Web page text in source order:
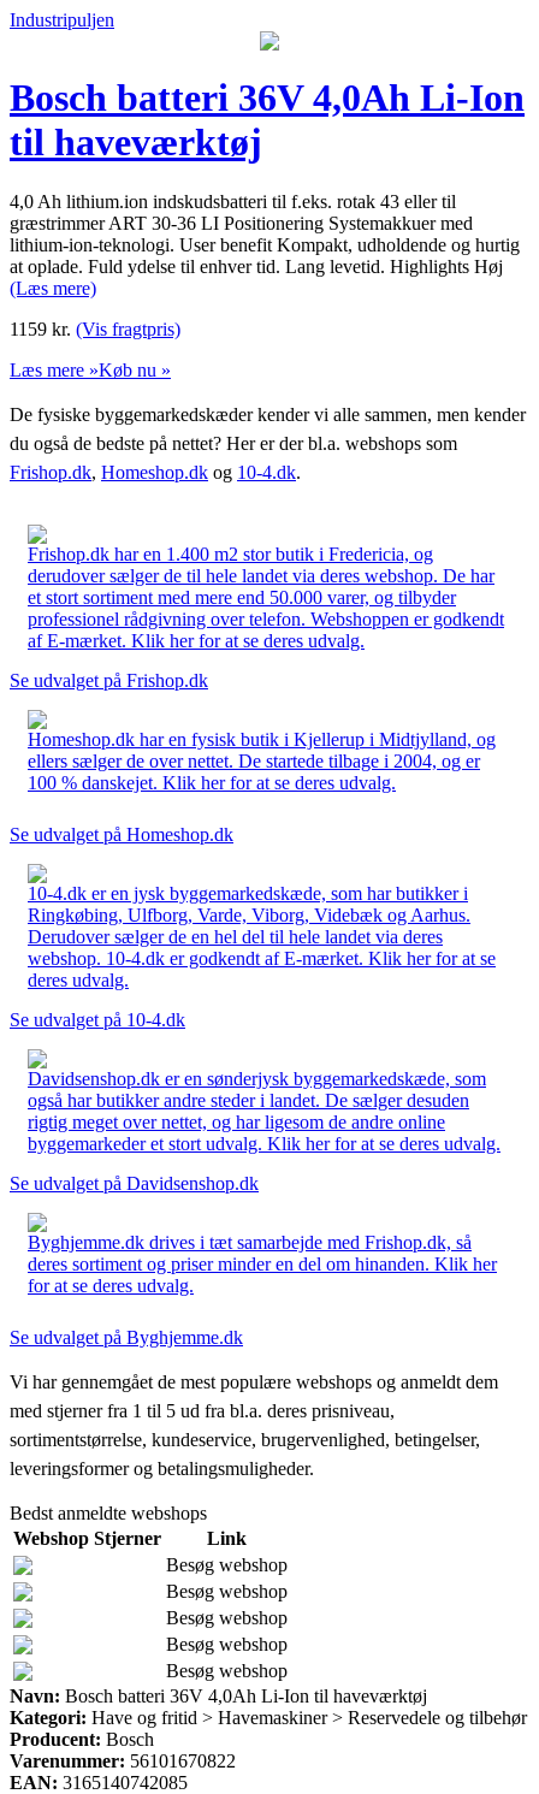
Industripuljen
Bosch batteri 36V 4,0Ah Li-Ion
til haveværktøj
4,0 Ah lithium.ion indskudsbatteri til f.eks. rotak 43 eller til
græstrimmer ART 30-36 LI Positionering Systemakkuer med
lithium-ion-teknologi. User benefit Kompakt, udholdende og hurtig
at oplade. Fuld ydelse til enhver tid. Lang levetid. Highlights Høj
(Læs mere)
1159 kr. (Vis fragtpris)
Læs mere »Køb nu »
De fysiske byggemarkedskæder kender vi alle sammen, men kender
du også de bedste på nettet? Her er der bl.a. webshops som
Frishop.dk, Homeshop.dk og 10-4.dk.
Frishop.dk har en 1.400 m2 stor butik i Fredericia, og
derudover sælger de til hele landet via deres webshop. De har
et stort sortiment med mere end 50.000 varer, og tilbyder
professionel rådgivning over telefon. Webshoppen er godkendt
af E-mærket. Klik her for at se deres udvalg.
Se udvalget på Frishop.dk
Homeshop.dk har en fysisk butik i Kjellerup i Midtjylland, og
ellers sælger de over nettet. De startede tilbage i 2004, og er
100 % danskejet. Klik her for at se deres udvalg.
Se udvalget på Homeshop.dk
10-4.dk er en jysk byggemarkedskæde, som har butikker i
Ringkøbing, Ulfborg, Varde, Viborg, Videbæk og Aarhus.
Derudover sælger de en hel del til hele landet via deres
webshop. 10-4.dk er godkendt af E-mærket. Klik her for at se
deres udvalg.
Se udvalget på 10-4.dk
Davidsenshop.dk er en sønderjysk byggemarkedskæde, som
også har butikker andre steder i landet. De sælger desuden
rigtig meget over nettet, og har ligesom de andre online
byggemarkeder et stort udvalg. Klik her for at se deres udvalg.
Se udvalget på Davidsenshop.dk
Byghjemme.dk drives i tæt samarbejde med Frishop.dk, så
deres sortiment og priser minder en del om hinanden. Klik her
for at se deres udvalg.
Se udvalget på Byghjemme.dk
Vi har gennemgået de mest populære webshops og anmeldt dem
med stjerner fra 1 til 5 ud fra bl.a. deres prisniveau,
sortimentstørrelse, kundeservice, brugervenlighed, betingelser,
leveringsformer og betalingsmuligheder.
Bedst anmeldte webshops
Webshop Stjerner
Link
Besøg webshop
Besøg webshop
Besøg webshop
Besøg webshop
Besøg webshop
Navn: Bosch batteri 36V 4,0Ah Li-Ion til haveværktøj
Kategori: Have og fritid > Havemaskiner > Reservedele og tilbehør
Producent: Bosch
Varenummer: 56101670822
EAN: 3165140742085